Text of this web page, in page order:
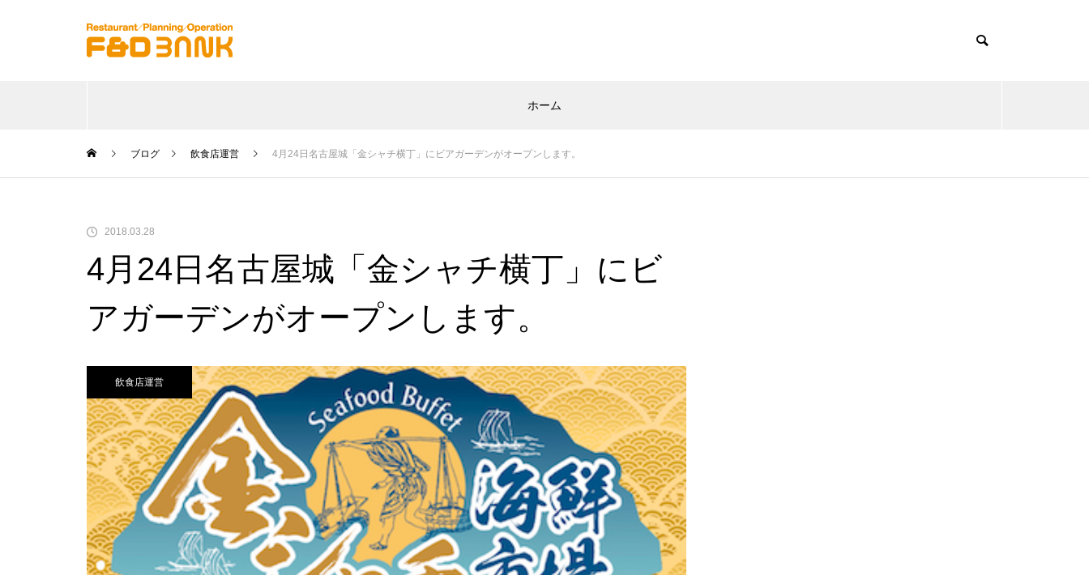
ホーム
ブログ 飲食店運営 4月24日名古屋城「金シャチ横丁」にビアガーデンがオープンします。
2018.03.28
4月24日名古屋城「金シャチ横丁」にビ
アガーデンがオープンします。
飲食店運営